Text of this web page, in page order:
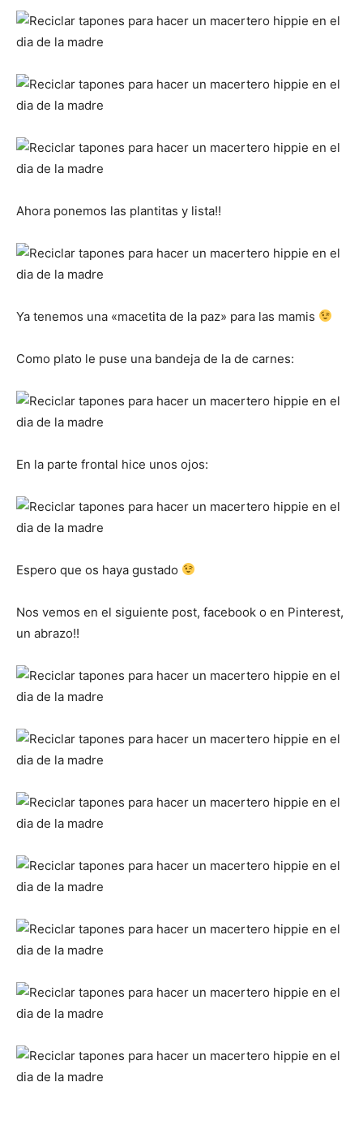
Ahora ponemos las plantitas y lista!!
Ya tenemos una «macetita de la paz» para las mamis
Como plato le puse una bandeja de la de carnes:
En la parte frontal hice unos ojos:
Espero que os haya gustado
Nos vemos en el siguiente post, facebook o en Pinterest,
un abrazo!!